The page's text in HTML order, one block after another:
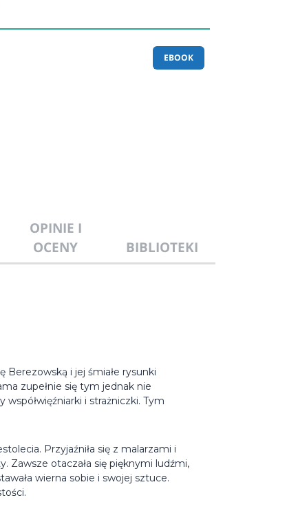
EBOOK
OPINIE I
OCENY
BIBLIOTEKI
i jej śmiałe rysunki
zupełnie się tym jednak nie
i strażniczki. Tym
Przyjaźniła się z malarzami i
Zawsze otaczała się pięknymi ludźmi,
wierna sobie i swojej sztuce.